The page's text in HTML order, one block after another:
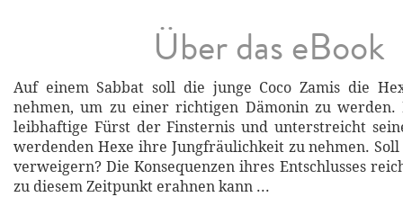
Über das eBook
Auf einem Sabbat soll die junge Coco Zamis die
nehmen, um zu einer richtigen Dämonin zu werden.
leibhaftige Fürst der Finsternis und unterstreicht
werdenden Hexe ihre Jungfräulichkeit zu nehmen. Soll
verweigern? Die Konsequenzen ihres Entschlusses
zu diesem Zeitpunkt erahnen kann ...